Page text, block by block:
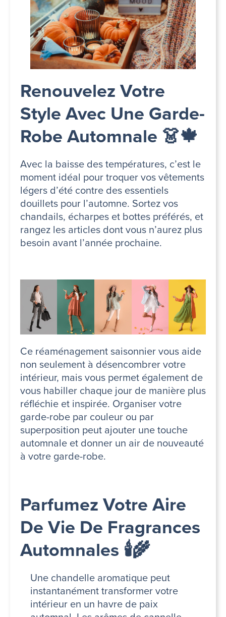
Renouvelez Votre
Style Avec Une Garde-
Robe Automnale 👗🍁
Avec la baisse des températures, c’est le
moment idéal pour troquer vos vêtements
légers d’été contre des essentiels
douillets pour l’automne. Sortez vos
chandails, écharpes et bottes préférés, et
rangez les articles dont vous n’aurez plus
besoin avant l’année prochaine.
Ce réaménagement saisonnier vous aide
non seulement à désencombrer votre
intérieur, mais vous permet également de
vous habiller chaque jour de manière plus
réfléchie et inspirée. Organiser votre
garde-robe par couleur ou par
superposition peut ajouter une touche
automnale et donner un air de nouveauté
à votre garde-robe.
Parfumez Votre Aire
De Vie De Fragrances
Automnales 🕯️🌾
Une chandelle aromatique peut
instantanément transformer votre
intérieur en un havre de paix